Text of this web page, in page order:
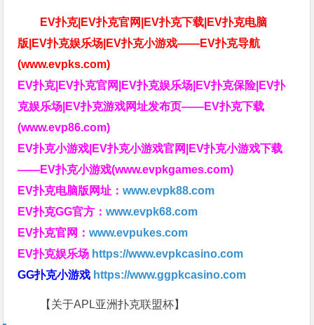
EV扑克|EV扑克官网|EV扑克下载|EV扑克电脑
版|EV扑克娱乐场|EV扑克小游戏——EV扑克导航
(www.evpks.com)
EV扑克|EV扑克官网|EV扑克娱乐场|EV扑克保险|EV扑
克娱乐场|EV扑克游戏网址发布页——EV扑克下载
(www.evp86.com)
EV扑克小游戏|EV扑克小游戏官网|EV扑克小游戏下载
——EV扑克小游戏(www.evpkgames.com)
EV扑克电脑版网址：www.evpk88.com
EV扑克GG官方：www.evpk68.com
EV扑克官网：www.evpukes.com
EV扑克娱乐场 https://www.evpkcasino.com
GG扑克小游戏 https://www.ggpkcasino.com
【关于APL亚洲扑克联盟杯】